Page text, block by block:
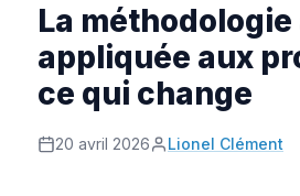
La méthodologie
appliquée aux
ce qui change
20 avril 2026 Lionel Clément